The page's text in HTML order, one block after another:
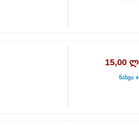
15,00 ლ
ნახვა